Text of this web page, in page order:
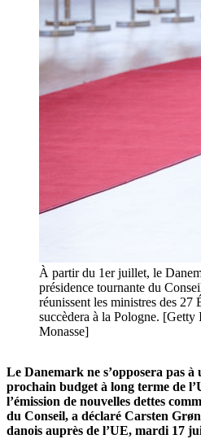
À partir du 1er juillet, le
présidence tournante du
réunissent les ministres des 27
succèdera à la Pologne. [Getty
Monasse]
Le Danemark ne s’opposera pas
prochain budget à long terme de
l’émission de nouvelles dettes
du Conseil, a déclaré Carsten
danois auprès de l’UE, mardi 17